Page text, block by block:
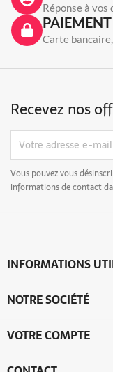
Réponse à vos
Carte
Recevez nos
Vous pouvez vous
informations de contact
INFORMATIONS
NOTRE SOCIÉTÉ
VOTRE COMPTE